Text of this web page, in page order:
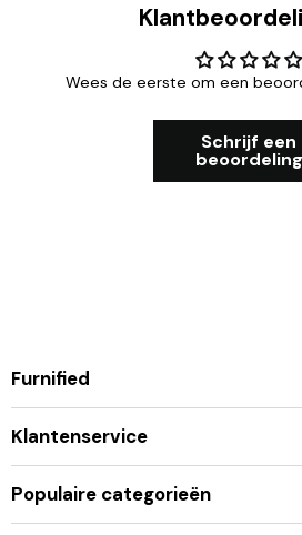
Wees de eerste om een
Schrijf een
beoordeling
Furnified
Klantenservice
Populaire categorieën